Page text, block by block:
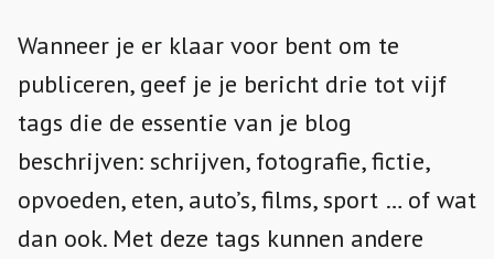
Wanneer je er klaar voor bent om te
publiceren, geef je je bericht drie tot vijf
tags die de essentie van je blog
beschrijven: schrijven, fotografie, fictie,
opvoeden, eten, auto’s, films, sport … of wat
dan ook. Met deze tags kunnen andere